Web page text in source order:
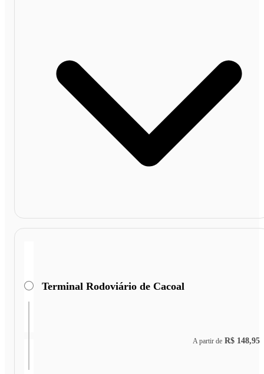
Terminal Rodoviário de Cacoal
A partir de R$ 148,95